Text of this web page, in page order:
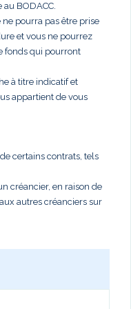
BODACC.
pourra pas être prise
et vous ne pourrez
fonds qui pourront
à titre indicatif et
appartient de vous
certains contrats, tels
créancier, en raison de
autres créanciers sur